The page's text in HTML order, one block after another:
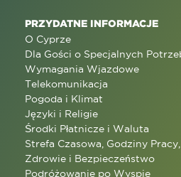
PRZYDATNE INFORMACJE
O Cyprze
Dla Gości o Specjalnych
Wymagania Wjazdowe
Telekomunikacja
Pogoda i Klimat
Języki i Religie
Środki Płatnicze i Waluta
Strefa Czasowa, Godziny
Zdrowie i Bezpieczeństwo
Podróżowanie po Wyspie